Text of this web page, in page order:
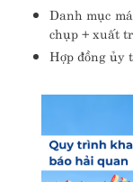
Danh mục
chụp + xuất
Hợp đồng ủy